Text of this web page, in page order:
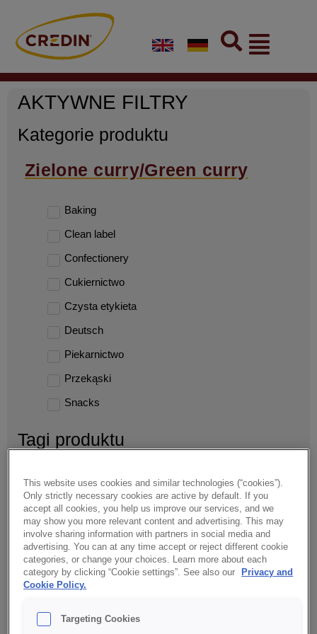
content
Flyout
Menu
AKTYWNE FILTRY
Kategorie produktu
Zielone curry/Green curry
Baking
Clean label
Confectionery
Cukiernictwo
Czysta etykieta
Deutsch
Piekarnictwo
Przekąski
Snacks
Tagi produktu
Chilli
Czysta etykieta/Clean label
Dekoracja/Decoration
Fit
Harissa
Indie/India
This website uses cookies and similar technologies (“cookies”).
Only strictly necessary cookies are active by default. If you
accept all cookies, you help us improve our services, and we
may show you more relevant content and advertising. This may
involve sharing information with partners in social media and
advertising. You can at any time accept or reject different cookie
categories, or change your choices. Learn more about each
category by clicking “Cookie settings”. See also our
Privacy and
Cookie Policy.
Targeting Cookies